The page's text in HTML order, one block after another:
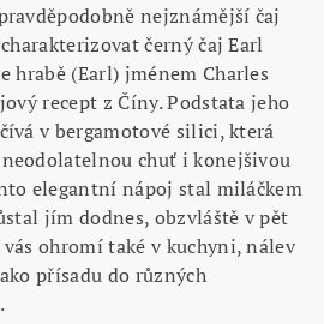
nejznámější čaj
černý čaj Earl
hrabě (Earl) jménem Charles
recept z Číny. Podstata jeho
v bergamotové silici, která
chuť i konejšivou
elegantní nápoj stal miláčkem
jím dodnes, obzvláště v pět
ohromí také v kuchyni, nálev
přísadu do různých